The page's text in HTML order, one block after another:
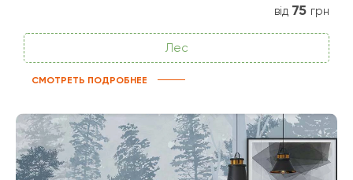
від 75 грн
Лес
СМОТРЕТЬ ПОДРОБНЕЕ